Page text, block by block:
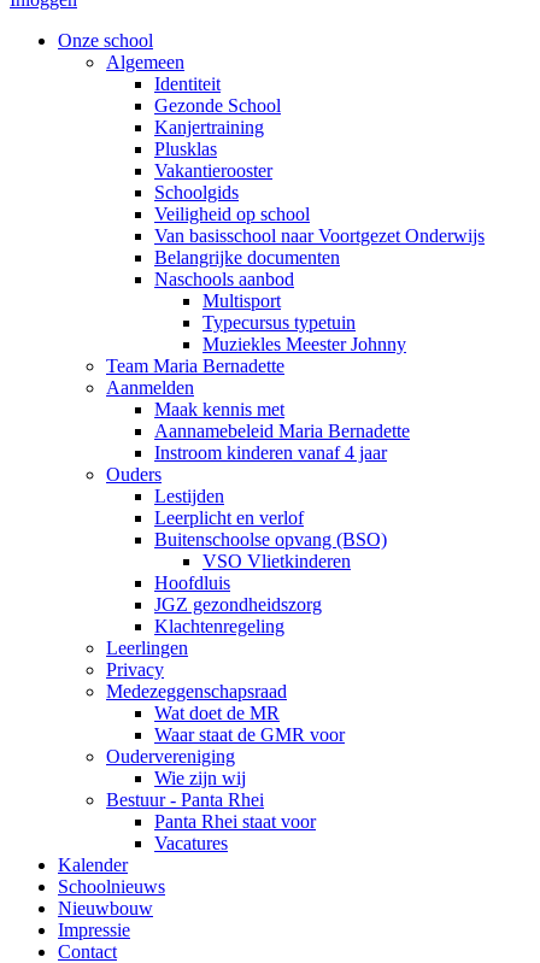
Onze school
Algemeen
Identiteit
Gezonde School
Kanjertraining
Plusklas
Vakantierooster
Schoolgids
Veiligheid op school
Van basisschool naar Voortgezet Onderwijs
Belangrijke documenten
Naschools aanbod
Multisport
Typecursus typetuin
Muziekles Meester Johnny
Team Maria Bernadette
Aanmelden
Maak kennis met
Aannamebeleid Maria Bernadette
Instroom kinderen vanaf 4 jaar
Ouders
Lestijden
Leerplicht en verlof
Buitenschoolse opvang (BSO)
VSO Vlietkinderen
Hoofdluis
JGZ gezondheidszorg
Klachtenregeling
Leerlingen
Privacy
Medezeggenschapsraad
Wat doet de MR
Waar staat de GMR voor
Oudervereniging
Wie zijn wij
Bestuur - Panta Rhei
Panta Rhei staat voor
Vacatures
Kalender
Schoolnieuws
Nieuwbouw
Impressie
Contact